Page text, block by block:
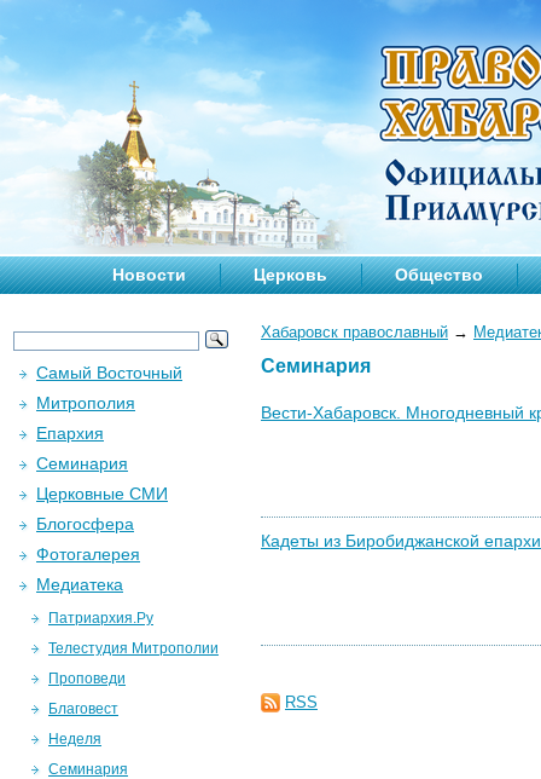
Новости Церковь Общество
Хабаровск православный →
Семинария
Вести-Хабаровск. Многодневный
Кадеты из Биробиджанской
RSS
Самый Восточный
Митрополия
Епархия
Семинария
Церковные СМИ
Блогосфера
Фотогалерея
Медиатека
Патриархия.Ру
Телестудия Митрополии
Проповеди
Благовест
Неделя
Семинария